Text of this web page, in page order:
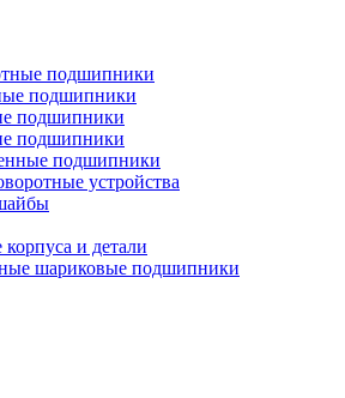
подшипники
подшипники
подшипники
подшипники
подшипники
устройства
и детали
шариковые подшипники